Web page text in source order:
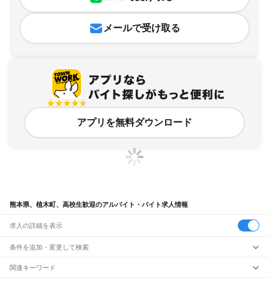
メールで受け取る
アプリを無料ダウンロード
熊本県、植木町、高校生歓迎のアルバイト・バイト求人情報
求人の詳細を表示
条件を追加・変更して検索
市区町村を追加・変更
関連キーワード